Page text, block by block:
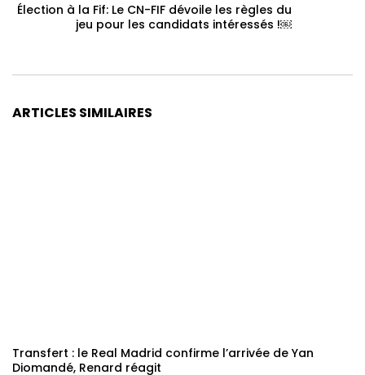
Élection à la Fif: Le CN-FIF dévoile les règles du
jeu pour les candidats intéressés !￼
ARTICLES SIMILAIRES
Transfert : le Real Madrid confirme l’arrivée de Yan
Diomandé, Renard réagit